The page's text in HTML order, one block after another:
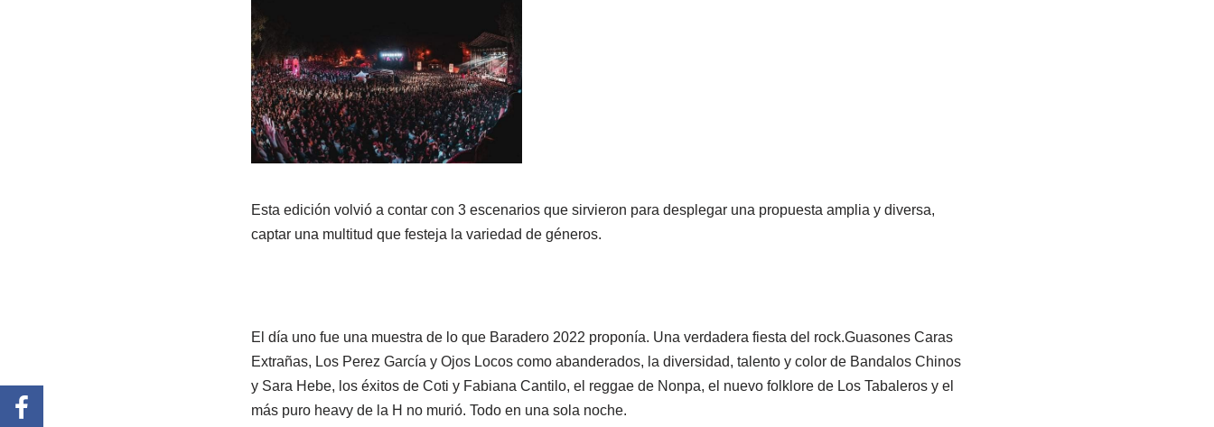
Esta edición volvió a contar con 3 escenarios que sirvieron para desplegar una propuesta amplia y diversa,
captar una multitud que festeja la variedad de géneros.
El día uno fue una muestra de lo que Baradero 2022 proponía. Una verdadera fiesta del rock.Guasones Caras
Extrañas, Los Perez García y Ojos Locos como abanderados, la diversidad, talento y color de Bandalos Chinos
y Sara Hebe, los éxitos de Coti y Fabiana Cantilo, el reggae de Nonpa, el nuevo folklore de Los Tabaleros y el
más puro heavy de la H no murió. Todo en una sola noche.